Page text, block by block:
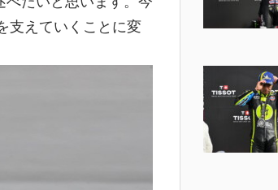
支えていくことに変